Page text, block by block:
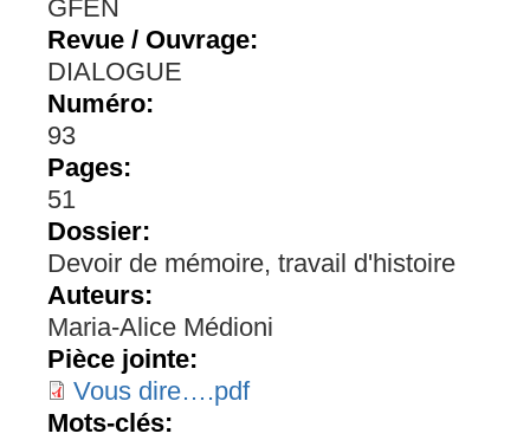
GFEN
Revue / Ouvrage:
DIALOGUE
Numéro:
93
Pages:
51
Dossier:
Devoir de mémoire, travail d'histoire
Auteurs:
Maria-Alice Médioni
Pièce jointe:
Vous dire….pdf
Mots-clés: